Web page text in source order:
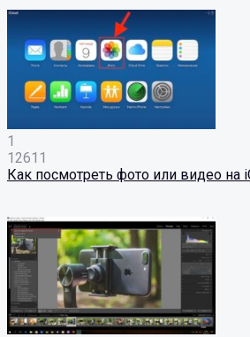
1
12611
Как посмотреть фото или видео на